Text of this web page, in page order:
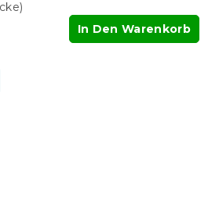
In Den Warenkorb